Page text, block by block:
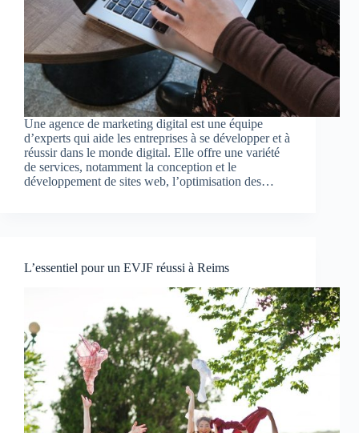
Une agence de marketing digital est une équipe
d’experts qui aide les entreprises à se développer et à
réussir dans le monde digital. Elle offre une variété
de services, notamment la conception et le
développement de sites web, l’optimisation des…
L’essentiel pour un EVJF réussi à Reims